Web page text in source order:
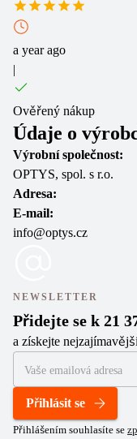
a year ago
|
Ověřený nákup
Údaje o
Výrobní společnost:
OPTYS, spol. s r.o.
Adresa:
E-mail:
info@optys.cz
NEWSLETTER
Přidejte se k 21
a získejte
Přihlásit se
Přihlášením souhlasíte se